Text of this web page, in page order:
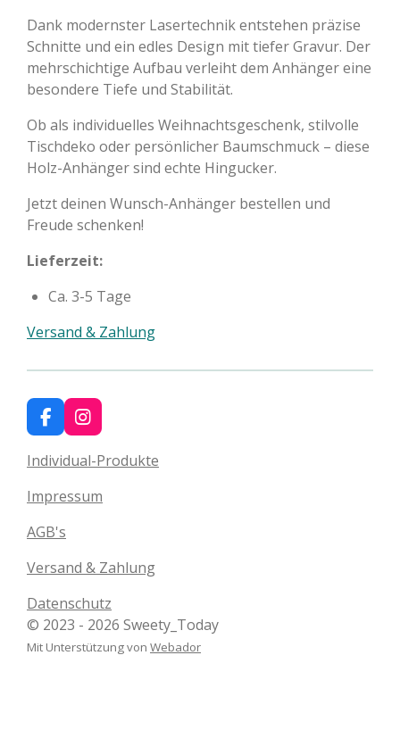
Dank modernster Lasertechnik entstehen präzise
Schnitte und ein edles Design mit tiefer Gravur. Der
mehrschichtige Aufbau verleiht dem Anhänger eine
besondere Tiefe und Stabilität.
Ob als individuelles Weihnachtsgeschenk, stilvolle
Tischdeko oder persönlicher Baumschmuck – diese
Holz-Anhänger sind echte Hingucker.
Jetzt deinen Wunsch-Anhänger bestellen und
Freude schenken!
Lieferzeit:
Ca. 3-5 Tage
Versand & Zahlung
F
a
c
e
b
o
o
k
I
n
s
t
a
g
m
Individual-Produkte
Impressum
AGB's
Versand & Zahlung
Datenschutz
© 2023 - 2026 Sweety_Today
Mit Unterstützung von Webador